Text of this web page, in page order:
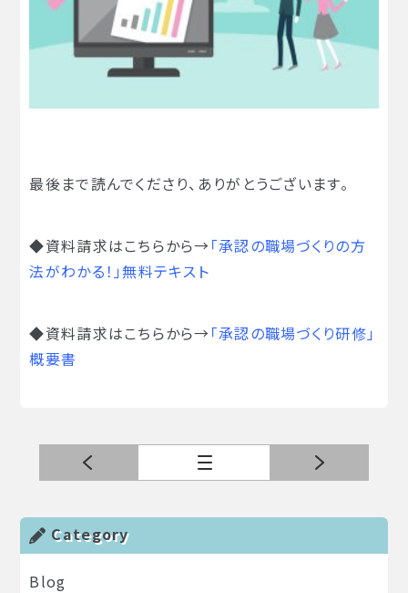
最後まで読んでくださり、ありがとうございます。
◆資料請求はこちらから→「承認の職場づくりの方
法がわかる！」無料テキスト
◆資料請求はこちらから→「承認の職場づくり研修」
概要書
次の記事 一覧へ
Category
Blog